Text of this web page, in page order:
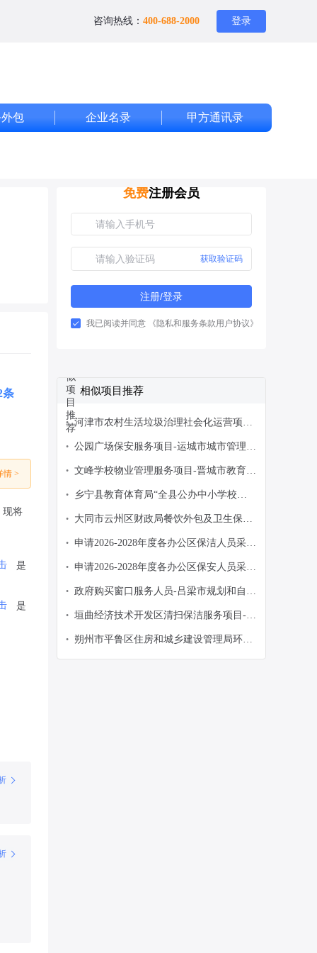
咨询热线： 400-688-2000 登录
包 企业名录 甲方通讯录
条
情 >
现将
是
是
免费注册会员
获取验证码
注册/登录
我已阅读并同意 《隐私和服务条款用户协议》
相似项目推荐
• 河津市农村生活垃圾治理社会化运营项目-
• 公园广场保安服务项目-运城市城市管理
• 文峰学校物业管理服务项目-晋城市教育
•
乡宁县教育体育局“全县公办中小学校
育局-政府采购意向
•
大同市云州区财政局餐饮外包及卫生保洁
• 申请2026-2028年度各办公区保洁人员采购
政府采购意向
• 申请2026-2028年度各办公区保安人员采购
政府采购意向
• 政府购买窗口服务人员-吕梁市规划和自然
• 垣曲经济技术开发区清扫保洁服务项目-垣
向
• 朔州市平鲁区住房和城乡建设管理局环卫